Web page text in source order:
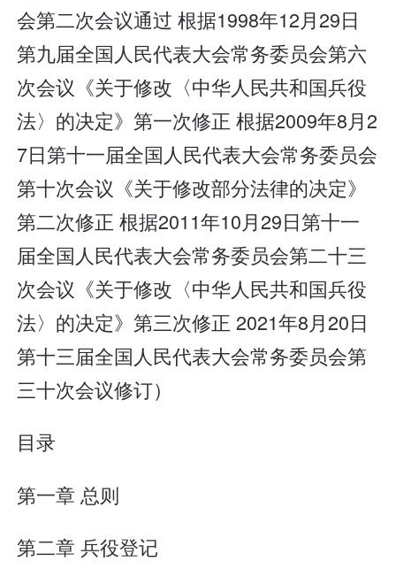
会第二次会议通过 根据1998年12月29日
第九届全国人民代表大会常务委员会第六
次会议《关于修改〈中华人民共和国兵役
法〉的决定》第一次修正 根据2009年8月2
7日第十一届全国人民代表大会常务委员会
第十次会议《关于修改部分法律的决定》
第二次修正 根据2011年10月29日第十一
届全国人民代表大会常务委员会第二十三
次会议《关于修改〈中华人民共和国兵役
法〉的决定》第三次修正 2021年8月20日
第十三届全国人民代表大会常务委员会第
三十次会议修订）
目录
第一章 总则
第二章 兵役登记